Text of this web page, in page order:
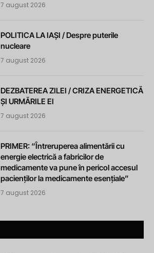
7 august 2026
POLITICA LA IAȘI / Despre puterile
nucleare
7 august 2026
DEZBATEREA ZILEI / CRIZA ENERGETICĂ
ȘI URMĂRILE EI
7 august 2026
PRIMER: “Întreruperea alimentării cu
energie electrică a fabricilor de
medicamente va pune în pericol accesul
pacienților la medicamente esențiale”
7 august 2026